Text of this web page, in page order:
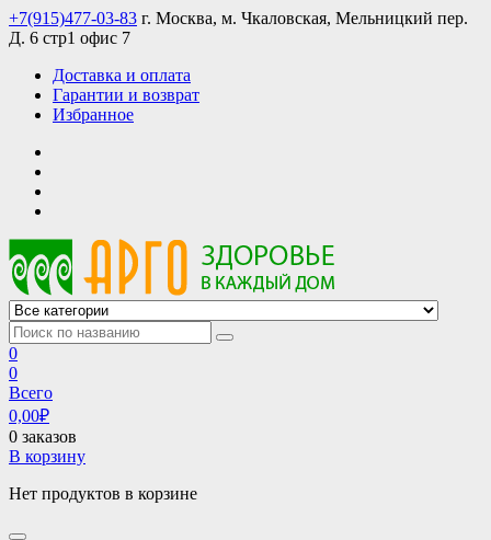
Skip
to
+7(915)477-03-83 г. Москва, м. Чкаловская, Мельницкий пер.
Д. 6 стр1 офис 7
Доставка и оплата
Гарантии и возврат
Избранное
АРГО интернет магазин, доставка в Москве и по всей России
АРГО каталог каталог продукции, официальные цены
0
0
Всего
0,00₽
0 заказов
В корзину
Нет продуктов в корзине